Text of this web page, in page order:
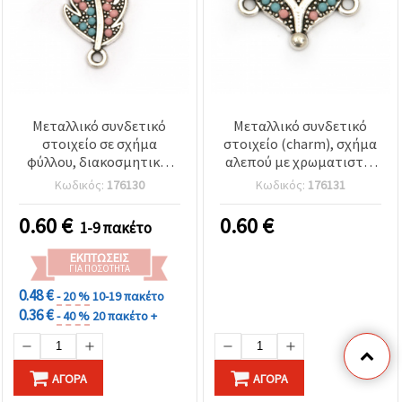
Μεταλλικό συνδετικό
στοιχείο σε σχήμα
φύλλου, διακοσμητικό,
26x12.5x2 mm, οπή 2 mm,
ασημί χρώμα – 2 τεμ.
Κωδικός: 176130
0.60€ 1-9 πακέτο
ΕΚΠΤΏΣΕΙΣ
ΓΙΑ ΠΟΣΌΤΗΤΑ
0.48 €- 20 %10-19 πακέτο
0.36 €- 40 % 20 πακέτο +
ΑΓΟΡΆ
Μεταλλικό συνδετικό
στοιχείο (charm), σχήμα
αλεπού με χρωματιστές
λεπτομέρειες, 20x14x3
mm, οπή 2 mm, ασημί
χρώμα - 2 τεμάχια
Κωδικός: 176131
0.60€
ΑΓΟΡΆ